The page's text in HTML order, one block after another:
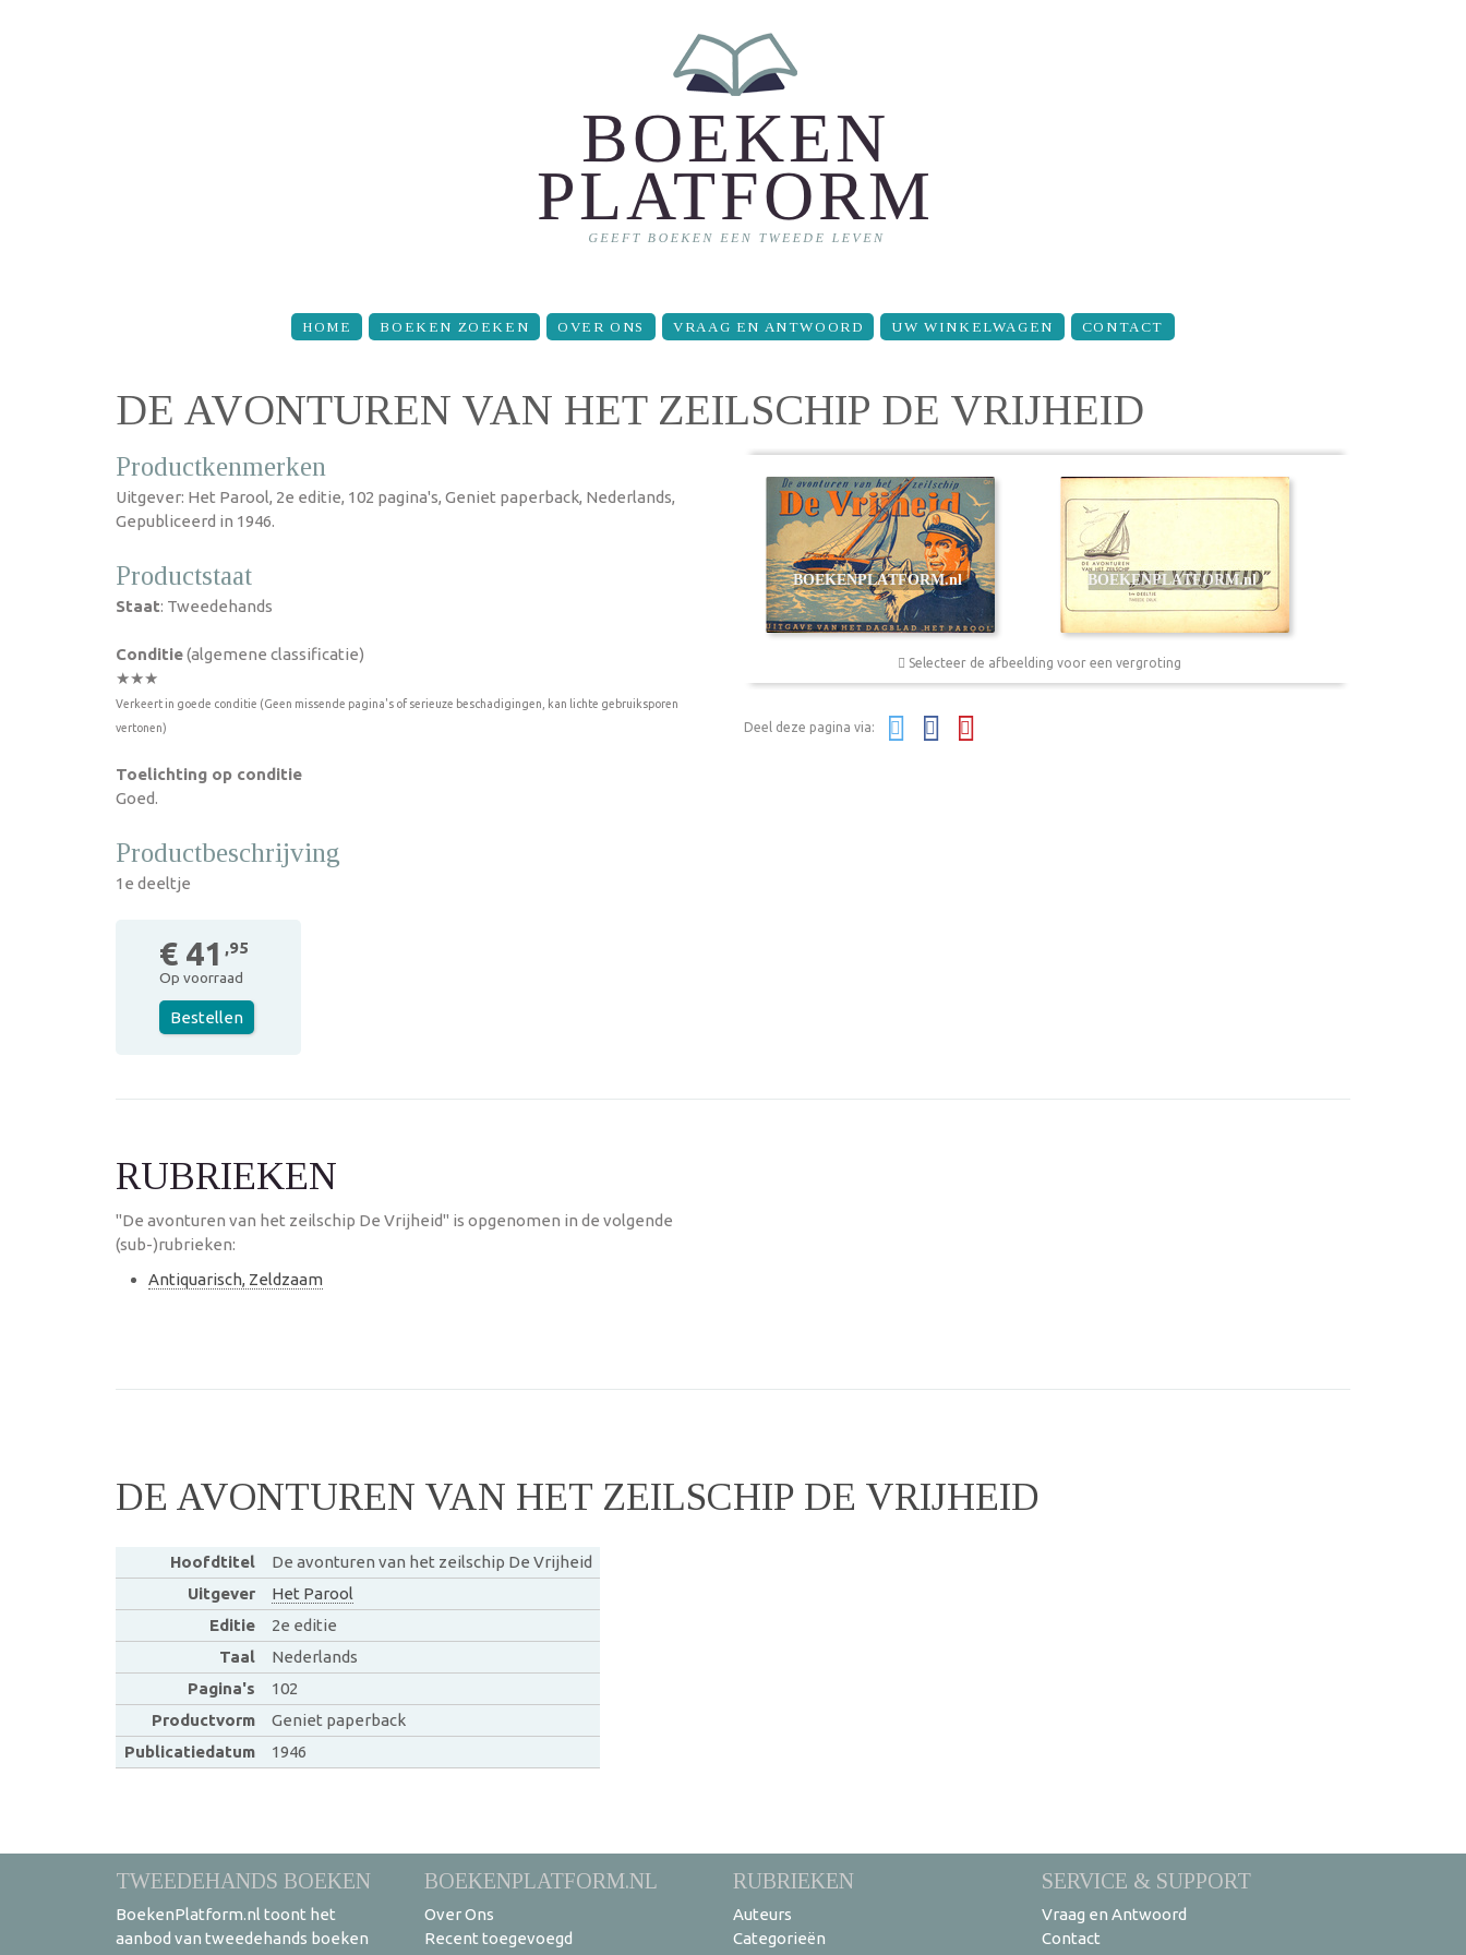
HOME BOEKEN ZOEKEN OVER ONS VRAAG EN ANTWOORD UW WINKELWAGEN CONTACT
DE AVONTUREN VAN HET ZEILSCHIP DE VRIJHEID
Productkenmerken
Uitgever: Het Parool, 2e editie, 102 pagina's, Geniet paperback, Nederlands,
Gepubliceerd in 1946.
Productstaat
Staat: Tweedehands
Conditie(algemene classificatie)
★★★
Verkeert in goede conditie (Geen missende pagina's of serieuze beschadigingen, kan lichte gebruiksporen
vertonen)
Toelichting op conditie
Goed.
Productbeschrijving
1e deeltje
€ 41 ,95
Op voorraad
Bestellen
Selecteer de afbeelding voor een vergroting
Deel deze pagina via:
RUBRIEKEN
"De avonturen van het zeilschip De Vrijheid" is opgenomen in de volgende
(sub-)rubrieken:
Antiquarisch, Zeldzaam
DE AVONTUREN VAN HET ZEILSCHIP DE VRIJHEID
Hoofdtitel
De avonturen van het zeilschip De Vrijheid
Uitgever
Het Parool
Editie
2e editie
Taal
Nederlands
Pagina's
102
Productvorm
Geniet paperback
Publicatiedatum
1946
TWEEDEHANDS BOEKEN
BoekenPlatform.nl toont het
aanbod van tweedehands boeken
BOEKENPLATFORM.NL
Over Ons
Recent toegevoegd
RUBRIEKEN
Auteurs
Categorieën
SERVICE & SUPPORT
Vraag en Antwoord
Contact